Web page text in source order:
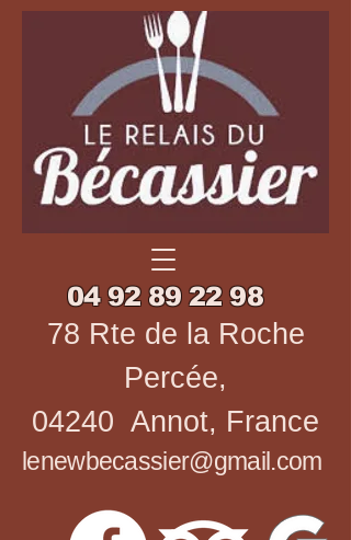
04 92 89 22 98
lenewbecassier@gmail.com
78 Rte de la Roche
Percée,
04240 Annot, France